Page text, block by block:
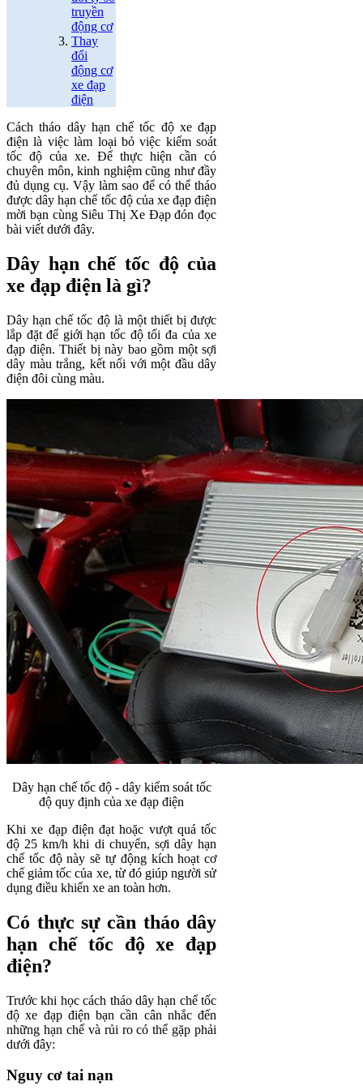
truyền
động cơ
Thay
đổi
động cơ
xe đạp
điện
Cách tháo dây hạn chế tốc độ xe đạp
điện là việc làm loại bỏ việc kiểm soát
tốc độ của xe. Để thực hiện cần có
chuyên môn, kinh nghiệm cũng như đầy
đủ dụng cụ. Vậy làm sao để có thể tháo
được dây hạn chế tốc độ của xe đạp điện
mời bạn cùng Siêu Thị Xe Đạp đón đọc
bài viết dưới đây.
Dây hạn chế tốc độ của
xe đạp điện là gì?
Dây hạn chế tốc độ là một thiết bị được
lắp đặt để giới hạn tốc độ tối đa của xe
đạp điện. Thiết bị này bao gồm một sợi
dây màu trắng, kết nối với một đầu dây
điện đôi cùng màu.
Dây hạn chế tốc độ - dây kiểm soát tốc
độ quy định của xe đạp điện
Khi xe đạp điện đạt hoặc vượt quá tốc
độ 25 km/h khi di chuyển, sợi dây hạn
chế tốc độ này sẽ tự động kích hoạt cơ
chế giảm tốc của xe, từ đó giúp người sử
dụng điều khiển xe an toàn hơn.
Có thực sự cần tháo dây
hạn chế tốc độ xe đạp
điện?
Trước khi học cách tháo dây hạn chế tốc
độ xe đạp điện bạn cần cân nhắc đến
những hạn chế và rủi ro có thể gặp phải
dưới đây:
Nguy cơ tai nạn